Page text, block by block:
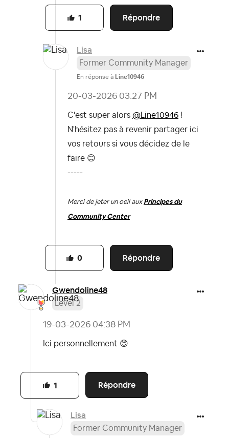
Répondre
1
Lisa
Former Community Manager
En réponse à Line10946
‎20-03-2026 03:27 PM
C'est super alors @Line10946 !
N'hésitez pas à revenir partager ici
vos retours si vous décidez de le
faire 😊
-----
Merci de jeter un oeil aux Principes du
Community Center
Répondre
0
Gwendoline48
Level 2
‎19-03-2026 04:38 PM
Ici personnellement 😊
Répondre
1
Lisa
Former Community Manager